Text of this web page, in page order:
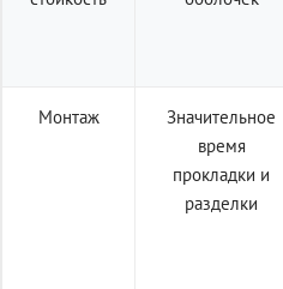
Монтаж
Значительное
время
прокладки и
разделки